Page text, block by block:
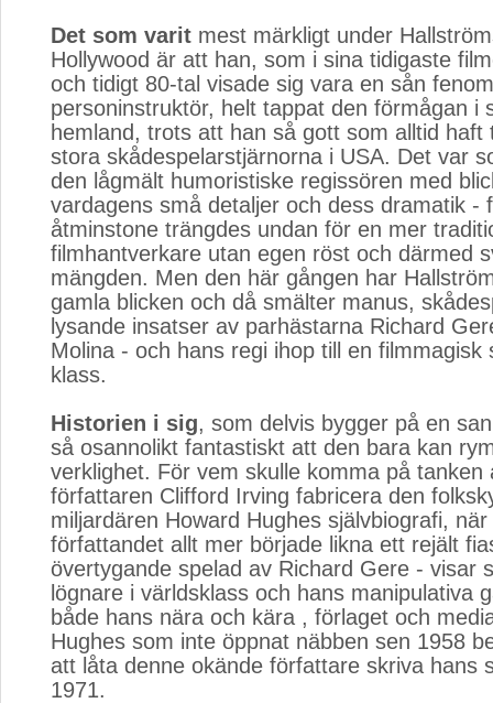
Det som varit mest märkligt under
Hollywood är att han, som i sina tidigaste
och tidigt 80-tal visade sig vara en sån
personinstruktör, helt tappat den förmågan i
hemland, trots att han så gott som alltid haft
stora skådespelarstjärnorna i USA. Det var
den lågmält humoristiske regissören med
vardagens små detaljer och dess dramatik -
åtminstone trängdes undan för en mer
filmhantverkare utan egen röst och därmed
mängden. Men den här gången har
gamla blicken och då smälter manus,
lysande insatser av parhästarna Richard
Molina - och hans regi ihop till en filmmagisk
klass.
Historien i sig, som delvis bygger på en
så osannolikt fantastiskt att den bara kan
verklighet. För vem skulle komma på tanken
författaren Clifford Irving fabricera den
miljardären Howard Hughes självbiografi,
författandet allt mer började likna ett rejält
övertygande spelad av Richard Gere - visar
lögnare i världsklass och hans manipulativa
både hans nära och kära , förlaget och
Hughes som inte öppnat näbben sen 1958
att låta denne okände författare skriva hans
1971.